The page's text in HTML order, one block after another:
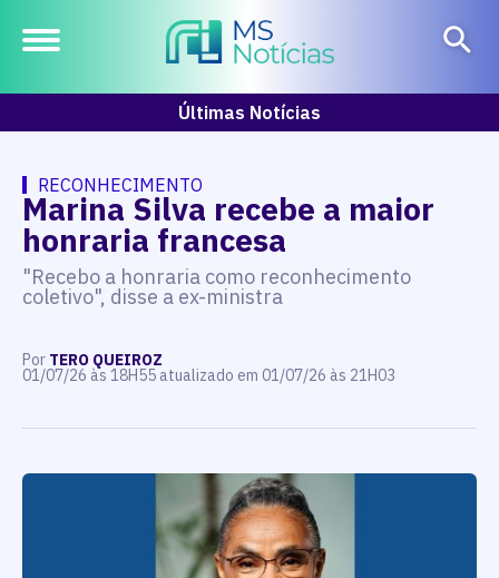
Últimas Notícias
RECONHECIMENTO
Marina Silva recebe a maior
honraria francesa
"Recebo a honraria como reconhecimento
coletivo", disse a ex-ministra
Por TERO QUEIROZ
01/07/26 às 18H55 atualizado em 01/07/26 às 21H03